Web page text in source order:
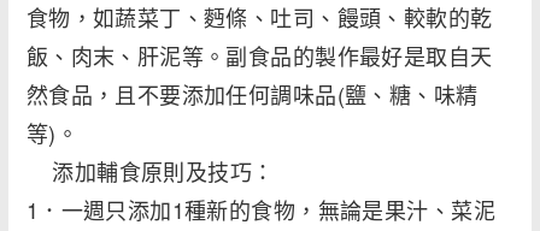
食物，如蔬菜丁、麪條、吐司、饅頭、較軟的乾
飯、肉末、肝泥等。副食品的製作最好是取自天
然食品，且不要添加任何調味品(鹽、糖、味精
等)。
添加輔食原則及技巧：
1．一週只添加1種新的食物，無論是果汁、菜泥